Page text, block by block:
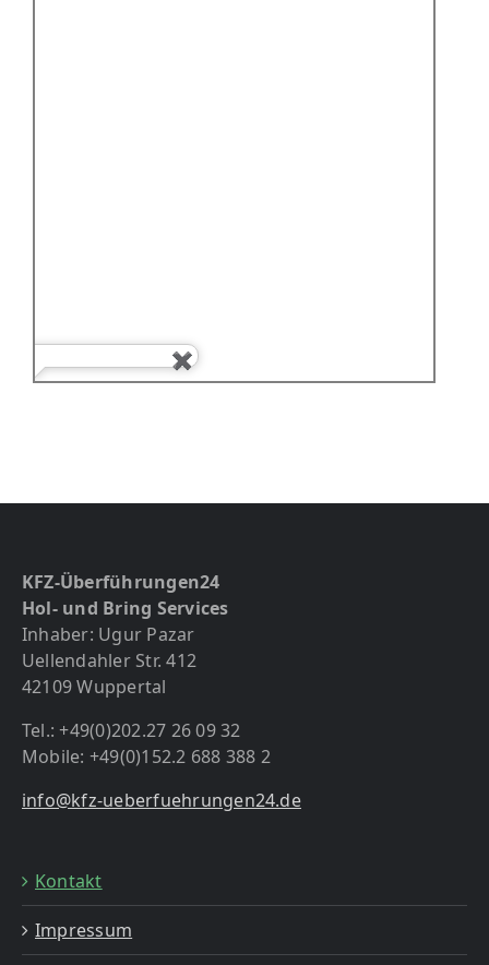
KFZ-Überführungen24
Hol- und Bring Services
Inhaber: Ugur Pazar
Uellendahler Str. 412
42109 Wuppertal
Tel.: +49(0)202.27 26 09 32
Mobile: +49(0)152.2 688 388 2
info@kfz-ueberfuehrungen24.de
Kontakt
Impressum